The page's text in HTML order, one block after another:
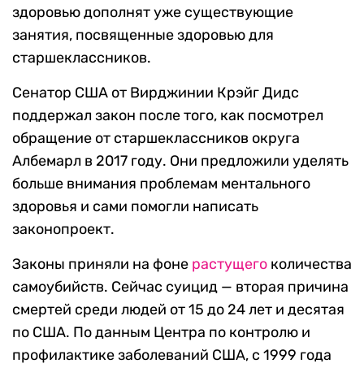
здоровью дополнят уже существующие
занятия, посвященные здоровью для
старшеклассников.
Сенатор США от Вирджинии Крэйг Дидс
поддержал закон после того, как посмотрел
обращение от старшеклассников округа
Албемарл в 2017 году. Они предложили уделять
больше внимания проблемам ментального
здоровья и сами помогли написать
законопроект.
Законы приняли на фоне растущего количества
самоубийств. Сейчас суицид — вторая причина
смертей среди людей от 15 до 24 лет и десятая
по США. По данным Центра по контролю и
профилактике заболеваний США, с 1999 года